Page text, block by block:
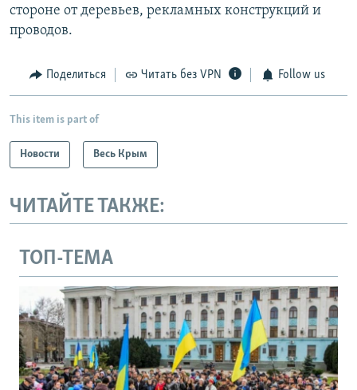
стороне от деревьев, рекламных конструкций и
проводов.
Поделиться Читать без VPN Follow us
This item is part of
Новости Весь Крым
ЧИТАЙТЕ ТАКЖЕ:
ТОП-ТЕМА